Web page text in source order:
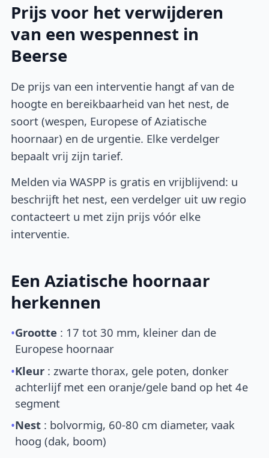
Prijs voor het verwijderen
van een wespennest in
Beerse
De prijs van een interventie hangt af van de
hoogte en bereikbaarheid van het nest, de
soort (wespen, Europese of Aziatische
hoornaar) en de urgentie. Elke verdelger
bepaalt vrij zijn tarief.
Melden via WASPP is gratis en vrijblijvend: u
beschrijft het nest, een verdelger uit uw regio
contacteert u met zijn prijs vóór elke
interventie.
Een Aziatische hoornaar
herkennen
•Grootte : 17 tot 30 mm, kleiner dan de
Europese hoornaar
•Kleur : zwarte thorax, gele poten, donker
achterlijf met een oranje/gele band op het 4e
segment
•Nest : bolvormig, 60-80 cm diameter, vaak
hoog (dak, boom)